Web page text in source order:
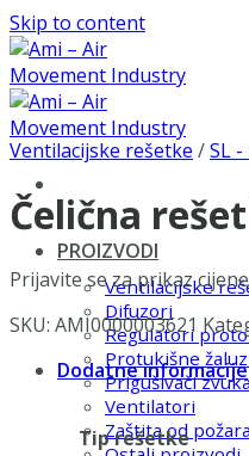
Skip to content
PROIZVODI
Ventilacijske
Difuzori
Regulatori
Protukišne
Prigušivači zvuka
Ventilatori
Zaštita od požara
Ventilacijske rešetke /SL
Čelična
Prijavite se za prikaz cijene
SKU: AMI0000003621
Dodatne informacije
Tip rešetke